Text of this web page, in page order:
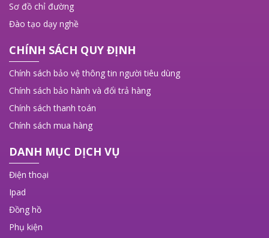
Sơ đồ chỉ đường
Đào tạo dạy nghề
CHÍNH SÁCH QUY ĐỊNH
Chính sách bảo vệ thông tin người tiêu dùng
Chính sách bảo hành và đổi trả hàng
Chính sách thanh toán
Chính sách mua hàng
DANH MỤC DỊCH VỤ
Điện thoại
Ipad
Đồng hồ
Phụ kiện